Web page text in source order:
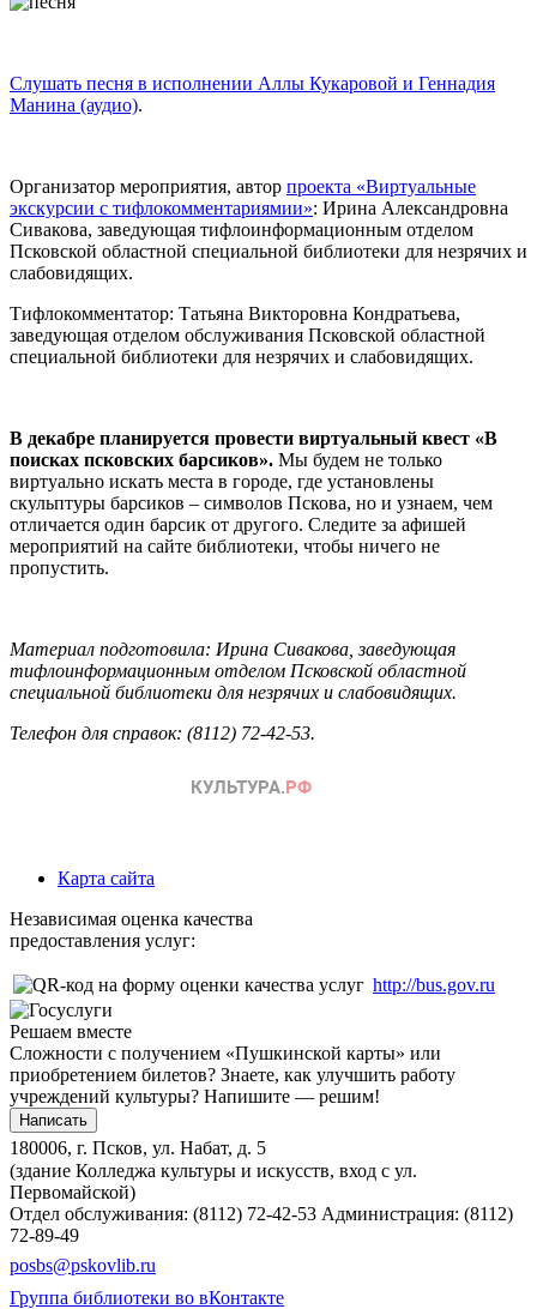
Слушать песня в исполнении Аллы Кукаровой и Геннадия
Манина (аудио).
Организатор мероприятия, автор проекта «Виртуальные
экскурсии с тифлокомментариямии»: Ирина Александровна
Сивакова, заведующая тифлоинформационным отделом
Псковской областной специальной библиотеки для незрячих и
слабовидящих.
Тифлокомментатор: Татьяна Викторовна Кондратьева,
заведующая отделом обслуживания Псковской областной
специальной библиотеки для незрячих и слабовидящих.
В декабре планируется провести виртуальный квест «В
поисках псковских барсиков». Мы будем не только
виртуально искать места в городе, где установлены
скульптуры барсиков – символов Пскова, но и узнаем, чем
отличается один барсик от другого. Следите за афишей
мероприятий на сайте библиотеки, чтобы ничего не
пропустить.
Материал подготовила: Ирина Сивакова, заведующая
тифлоинформационным отделом Псковской областной
специальной библиотеки для незрячих и слабовидящих.
Телефон для справок: (8112) 72-42-53.
Карта сайта
Независимая оценка качества
предоставления услуг:
http://bus.gov.ru
Решаем вместе
Сложности с получением «Пушкинской карты» или
приобретением билетов? Знаете, как улучшить работу
учреждений культуры? Напишите — решим!
Написать
180006, г. Псков, ул. Набат, д. 5
(здание Колледжа культуры и искусств, вход с ул.
Первомайской)
Отдел обслуживания: (8112) 72-42-53 Администрация: (8112)
72-89-49
posbs@pskovlib.ru
Группа библиотеки во вКонтакте